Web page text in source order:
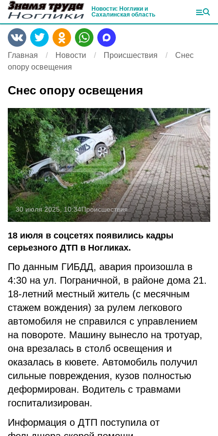
Новости: Ноглики и
Сахалинская область
Главная Новости Происшествия
Снес
опору освещения
Снес опору освещения
30 июля 2025, 10:34Происшествия
18 июля в соцсетях появились кадры
серьезного ДТП в Ногликах.
По данным ГИБДД, авария произошла в
4:30 на ул. Пограничной, в районе дома 21.
18-летний местный житель (с месячным
стажем вождения) за рулем легкового
автомобиля не справился с управлением
на повороте. Машину вынесло на тротуар,
она врезалась в столб освещения и
оказалась в кювете. Автомобиль получил
сильные повреждения, кузов полностью
деформирован. Водитель с травмами
госпитализирован.
Информация о ДТП поступила от